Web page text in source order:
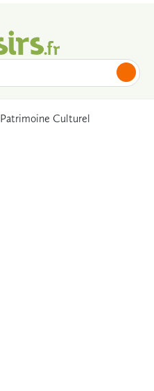
Patrimoine Culturel